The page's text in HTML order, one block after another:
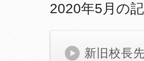
2020年5月の
新旧校長